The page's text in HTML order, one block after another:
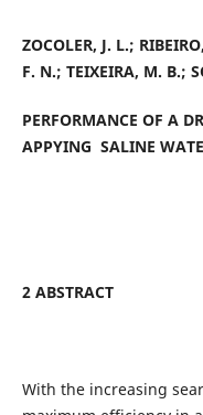
ZOCOLER, J. L.;
F. N.; TEIXEIRA, M. B.;
PERFORMANCE OF A
APPYING SALINE
2 ABSTRACT
With the increasing